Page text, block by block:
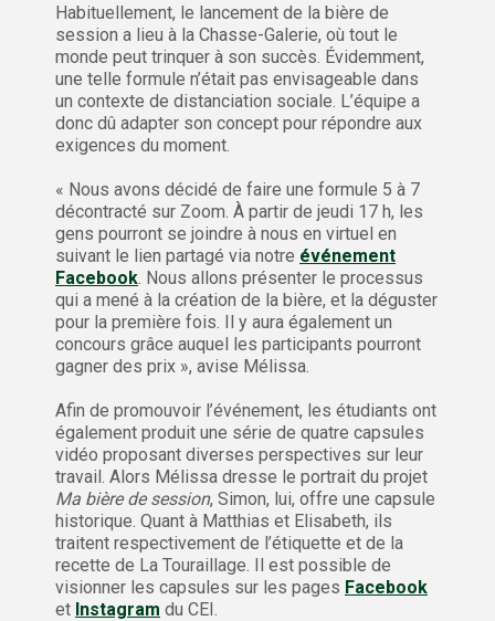
Habituellement, le lancement de la bière de
session a lieu à la Chasse-Galerie, où tout le
monde peut trinquer à son succès. Évidemment,
une telle formule n’était pas envisageable dans
un contexte de distanciation sociale. L’équipe a
donc dû adapter son concept pour répondre aux
exigences du moment.
« Nous avons décidé de faire une formule 5 à 7
décontracté sur Zoom. À partir de jeudi 17 h, les
gens pourront se joindre à nous en virtuel en
suivant le lien partagé via notre événement
Facebook . Nous allons présenter le processus
qui a mené à la création de la bière, et la déguster
pour la première fois. Il y aura également un
concours grâce auquel les participants pourront
gagner des prix », avise Mélissa.
Afin de promouvoir l’événement, les étudiants ont
également produit une série de quatre capsules
vidéo proposant diverses perspectives sur leur
travail. Alors Mélissa dresse le portrait du projet
Ma bière de session, Simon, lui, offre une capsule
historique. Quant à Matthias et Elisabeth, ils
traitent respectivement de l’étiquette et de la
recette de La Touraillage. Il est possible de
visionner les capsules sur les pages Facebook
et Instagram du CEI.